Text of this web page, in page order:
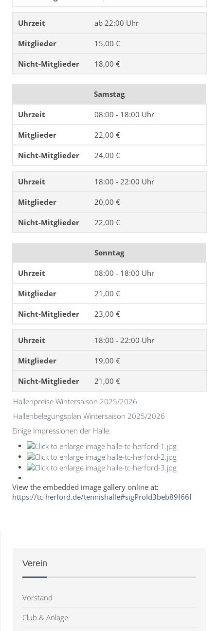
ab 22:00 Uhr
15,00 €
18,00 €
Samstag
08:00 - 18:00 Uhr
22,00 €
24,00 €
18:00 - 22:00 Uhr
20,00 €
22,00 €
Sonntag
08:00 - 18:00 Uhr
21,00 €
23,00 €
18:00 - 22:00 Uhr
19,00 €
21,00 €
Hallenpreise Wintersaison 2025/2026
Hallenbelegungsplan Wintersaison 2025/2026
Einige Impressionen der Halle:
View the embedded image gallery online at:
https://tc-herford.de/tennishalle#sigProId3beb89f66f
Verein
Vorstand
Club & Anlage